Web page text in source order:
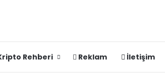
Rehberi Reklam İletişim